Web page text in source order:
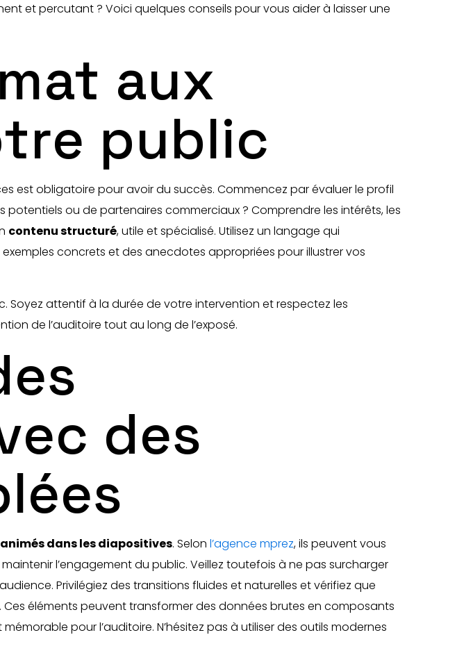
et percutant ? Voici quelques conseils pour vous aider à laisser une
aux
public
est obligatoire pour avoir du succès. Commencez par évaluer le profil
ou de partenaires commerciaux ? Comprendre les intérêts, les
contenu structuré, utile et spécialisé. Utilisez un langage qui
concrets et des anecdotes appropriées pour illustrer vos
Soyez attentif à la durée de votre intervention et respectez les
de l’auditoire tout au long de l’exposé.
des
dans les diapositives. Selon l’agence mprez, ils peuvent vous
l’engagement du public. Veillez toutefois à ne pas surcharger
Privilégiez des transitions fluides et naturelles et vérifiez que
éléments peuvent transformer des données brutes en composants
pour l’auditoire. N’hésitez pas à utiliser des outils modernes